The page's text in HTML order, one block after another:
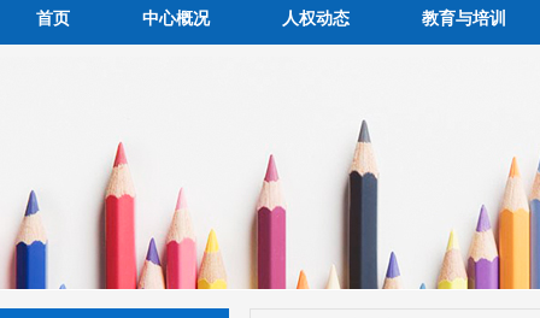
首页 中心概况 人权动态 教育与培训